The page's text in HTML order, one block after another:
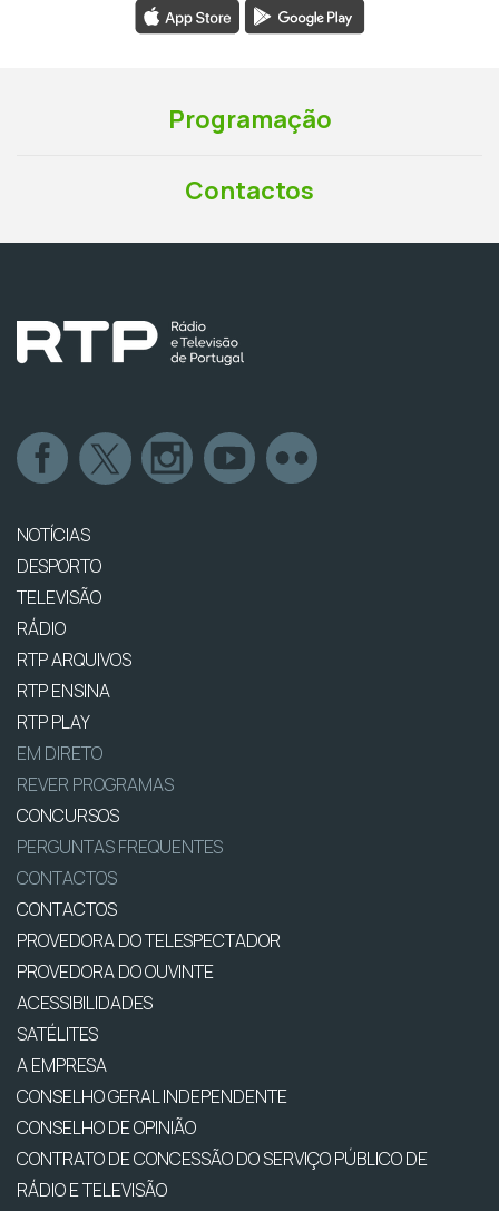
Programação
Contactos
NOTÍCIAS
DESPORTO
TELEVISÃO
RÁDIO
RTP ARQUIVOS
RTP ENSINA
RTP PLAY
EM DIRETO
REVER PROGRAMAS
CONCURSOS
PERGUNTAS FREQUENTES
CONTACTOS
CONTACTOS
PROVEDORA DO TELESPECTADOR
PROVEDORA DO OUVINTE
ACESSIBILIDADES
SATÉLITES
A EMPRESA
CONSELHO GERAL INDEPENDENTE
CONSELHO DE OPINIÃO
CONTRATO DE CONCESSÃO DO SERVIÇO PÚBLICO DE
RÁDIO E TELEVISÃO